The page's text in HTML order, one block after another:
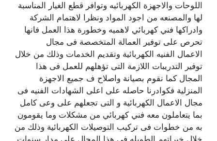
اللوحات والاجهزة الكهربائيه وتوافر قطع الغيار المناسبة
لها والمصنعه من اجود المواد ونظرا لاهتمام الشركة
وادراكها فني كهربائي لاهميه وخطورة هذا العمل فانها
تحرص على توفير العمالة المتخصصة فى مجال
الاعمال الفنيه الكهربائية وتقديم الخدمات وذلك من خلال
توفير التدريبات اللازمة التى تؤهلهم للعمل فى هذا
المجال كما نقوم بصيانة واصلاح ف جميع الاجهزة
المنزلية فكوادرنا حاصله على اعلى الشهادات الفنيه فى
مجال الاعمال الكهربائية و التى تجعلهم على وعى كامل
بما يتعاملون معه فني كهربائي من مشكلات وما يقومون
به من خطوات فى تركيب التوصيلات الكهربائية وذلك من